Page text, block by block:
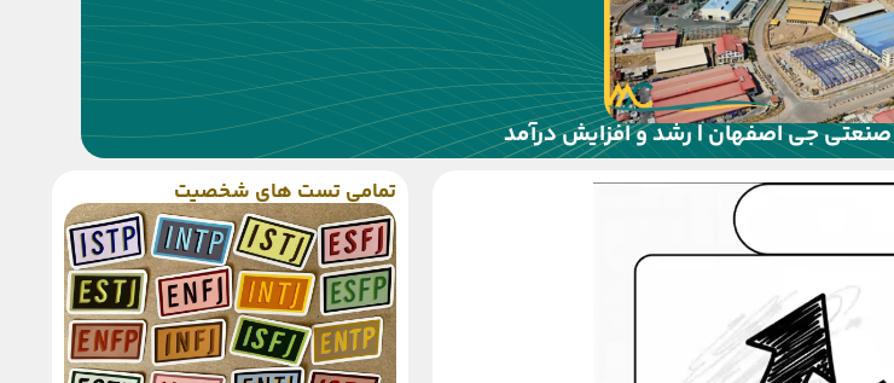
جی اصفهان | رشد و افزایش درآمد
تمامی تست های شخصیت